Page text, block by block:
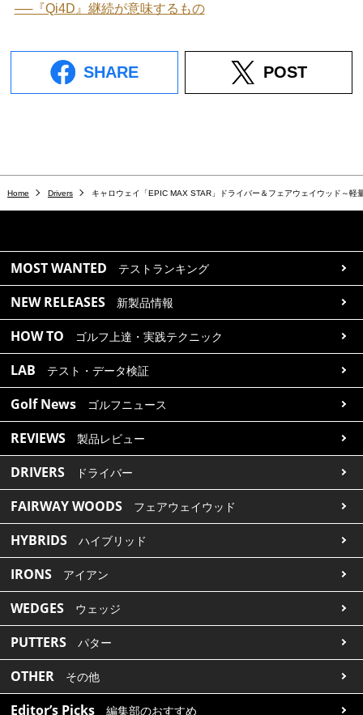
──『Qi4D』継続が意味するもの
SHARE POST
Home Drivers キャロウェイ「EPIC MAX STAR」ドライバー＆フェアウェイウッド～軽
MOST WANTED テストランキング
NEW RELEASES 新製品情報
HOW TO ゴルフ上達・実践テクニック
LAB テスト・データ検証
Golf News ゴルフニュース
REVIEWS 製品レビュー
DRIVERS ドライバー
FAIRWAY WOODS フェアウェイウッド
HYBRIDS ハイブリッド
IRONS アイアン
WEDGES ウェッジ
PUTTERS パター
OTHER その他
Editor’s Picks 編集部のおすすめ